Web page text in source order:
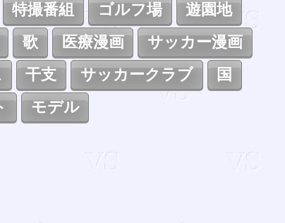
特撮番組 ゴルフ場
遊園地
歌 医療漫画
サッカー漫画
干支 サッカークラブ
国
モデル